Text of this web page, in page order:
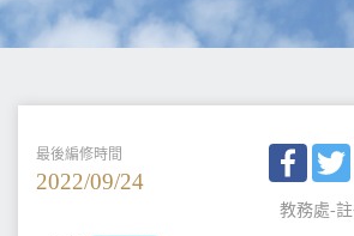
最後編修時間
2022/09/24
教務處-